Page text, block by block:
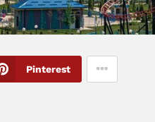
Pinterest